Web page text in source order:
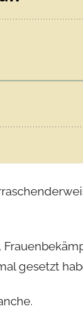
gesetzt